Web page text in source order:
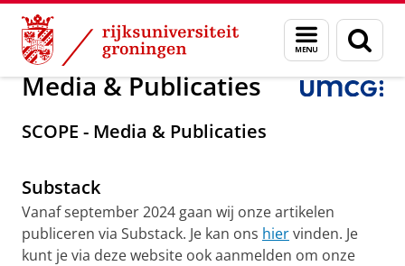
Skip
Content
Skip
Navigation
Menu
en
zoeken
Over ons Media & Publicaties
Media & Publicaties
SCOPE - Media & Publicaties
persoonlijke en professionele ontwikkeling in het
video te zien
Substack
Vanaf september 2024 gaan wij onze artikelen
publiceren via Substack. Je kan ons hiervinden. Je
kunt je via deze website ook aanmelden om onze